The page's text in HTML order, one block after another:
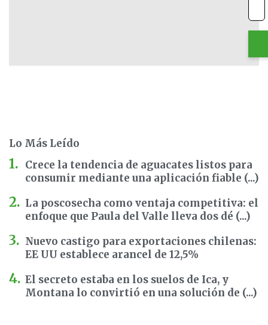
Lo Más Leído
Crece la tendencia de aguacates listos para
consumir mediante una aplicación fiable (...)
La poscosecha como ventaja competitiva: el
enfoque que Paula del Valle lleva dos dé (...)
Nuevo castigo para exportaciones chilenas:
EE UU establece arancel de 12,5%
El secreto estaba en los suelos de Ica, y
Montana lo convirtió en una solución de (...)